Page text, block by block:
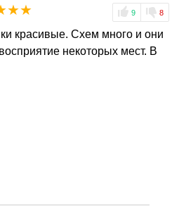
9 8
☆
☆
красивые. Схем много и они
некоторых мест. В